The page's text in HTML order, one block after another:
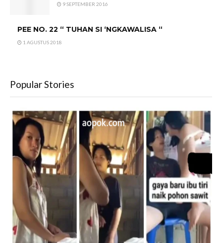
9 SEPTEMBER 2016
PEE NO. 22 “ TUHAN SI ‘NGKAWALISA “
1 AGUSTUS 2018
Popular Stories